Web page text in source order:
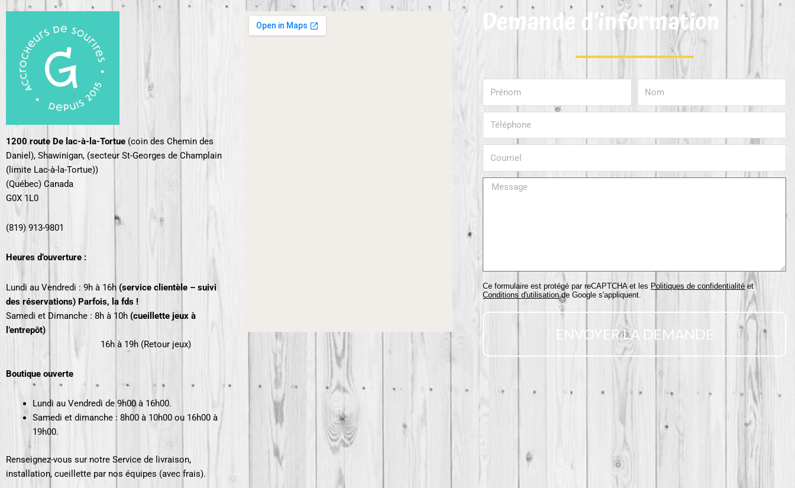
1200 route De lac-à-la-Tortue (coin des Chemin des
Daniel), Shawinigan, (secteur St-Georges de Champlain
(limite Lac-à-la-Tortue))
(Québec) Canada
G0X 1L0
(819) 913-9801
Heures d’ouverture :
Lundi au Vendredi : 9h à 16h (service clientèle – suivi
des réservations) Parfois, la fds !
Samedi et Dimanche : 8h à 10h (cueillette jeux à
l’entrepôt)
16h à 19h (Retour jeux)
Boutique ouverte
Lundi au Vendredi de 9h00 à 16h00.
Samedi et dimanche : 8h00 à 10h00 ou 16h00 à
19h00.
Renseignez-vous sur notre Service de livraison,
installation, cueillette par nos équipes (avec frais).
Demande d’information
Téléphone
Message
Ce formulaire est protégé par reCAPTCHA et les Politiques de confidentialité et
Conditions d'utilisationde Google s'appliquent.
ENVOYER LA DEMANDE